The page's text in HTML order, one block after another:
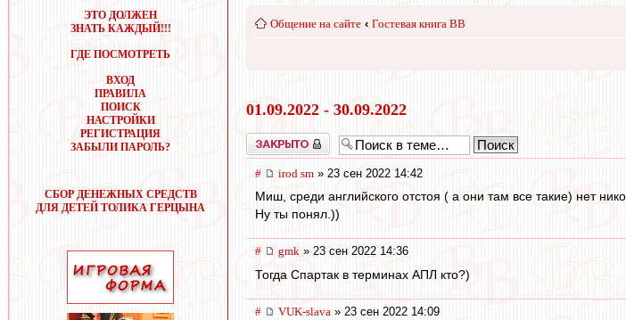
ЭТО ДОЛЖЕН
ЗНАТЬ КАЖДЫЙ!!!
ГДЕ ПОСМОТРЕТЬ
ВХОД
ПРАВИЛА
ПОИСК
НАСТРОЙКИ
РЕГИСТРАЦИЯ
ЗАБЫЛИ ПАРОЛЬ?
СБОР ДЕНЕЖНЫХ СРЕДСТВ
ДЛЯ ДЕТЕЙ ТОЛИКА ГЕРЦЫНА
Общение на сайте ‹ Гостевая книга ВВ
01.09.2022 - 30.09.2022
Закрыто
# irod sm » 23 сен 2022 14:42
Миш, среди английского отстоя ( а они там все такие) нет
Ну ты понял.))
# gmk » 23 сен 2022 14:36
Тогда Спартак в терминах АПЛ кто?)
# VUK-slava » 23 сен 2022 14:09